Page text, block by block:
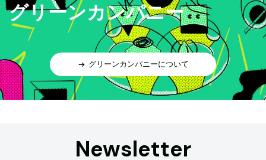
グリーンカンパニー
グリーンカンパニーについて
Newsletter